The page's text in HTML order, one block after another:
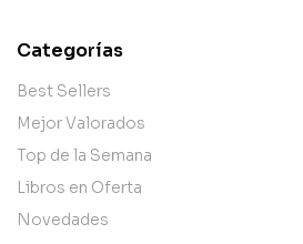
Categorías
Best Sellers
Mejor Valorados
Top de la Semana
Libros en Oferta
Novedades